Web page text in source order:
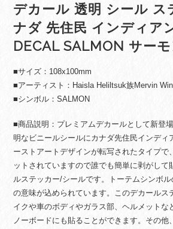
デカール 透明 シール ス
ナダ 先住民 インディア
DECAL SALMON サーモ
■サイズ：108x100mm
■アーティスト：Haisla Heliltsuk族Mervin
■シンボル：SALMON
■商品説明：プレミアムデカールとして新登
明なビニールシールにカナダ先住民インディ
ーストアートデザインが転写されたタイプで
ットされていますので誰でも簡単に剥がして
ルステッカー/シールです。トーテムシンボ
の意味が込められています。このデカールス
イクや車のボディやガラス部、ヘルメットな
ノーボードにも貼ることができます。その他